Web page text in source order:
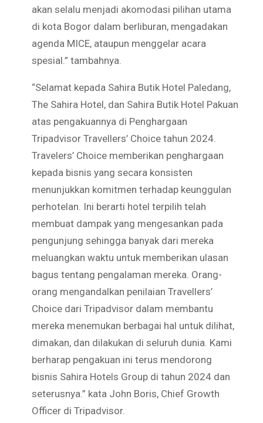
akan selalu menjadi akomodasi pilihan utama
di kota Bogor dalam berliburan, mengadakan
agenda MICE, ataupun menggelar acara
spesial.” tambahnya.
“Selamat kepada Sahira Butik Hotel Paledang,
The Sahira Hotel, dan Sahira Butik Hotel Pakuan
atas pengakuannya di Penghargaan
Tripadvisor Travellers’ Choice tahun 2024.
Travelers’ Choice memberikan penghargaan
kepada bisnis yang secara konsisten
menunjukkan komitmen terhadap keunggulan
perhotelan. Ini berarti hotel terpilih telah
membuat dampak yang mengesankan pada
pengunjung sehingga banyak dari mereka
meluangkan waktu untuk memberikan ulasan
bagus tentang pengalaman mereka. Orang-
orang mengandalkan penilaian Travellers’
Choice dari Tripadvisor dalam membantu
mereka menemukan berbagai hal untuk dilihat,
dimakan, dan dilakukan di seluruh dunia. Kami
berharap pengakuan ini terus mendorong
bisnis Sahira Hotels Group di tahun 2024 dan
seterusnya.” kata John Boris, Chief Growth
Officer di Tripadvisor.